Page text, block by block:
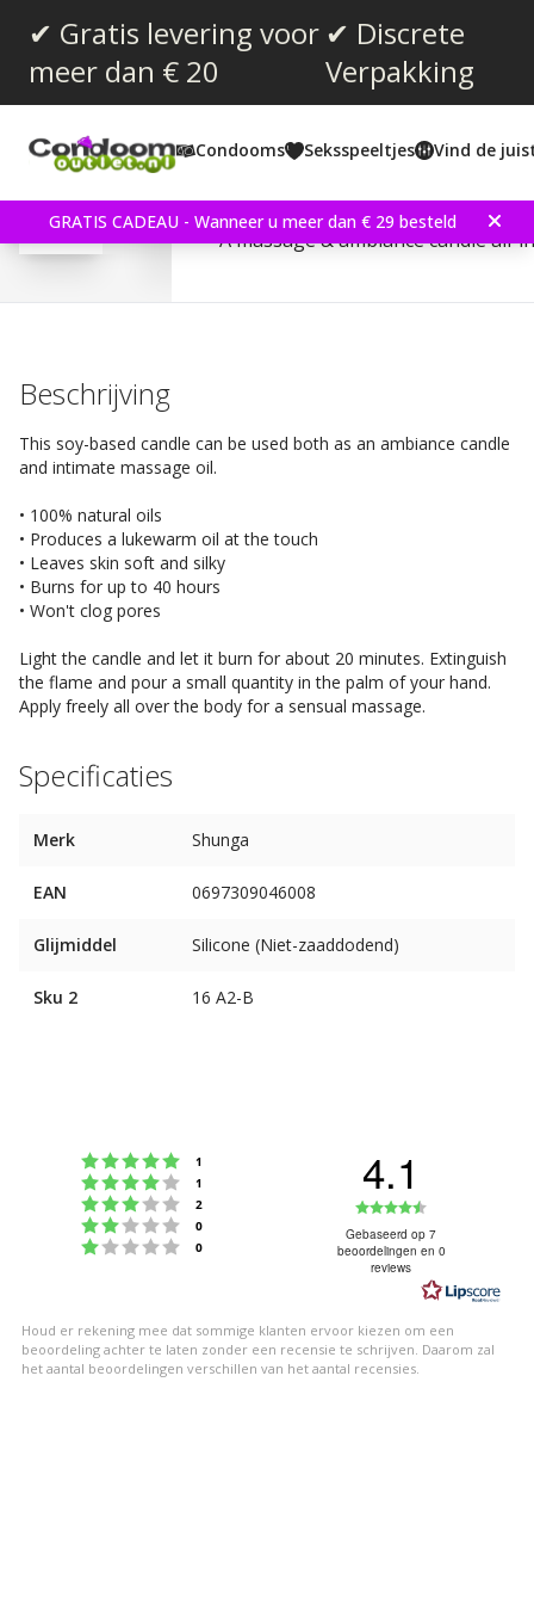
✔ Gratis levering voor
meer dan € 20
✔ Discrete
Verpakking
Condooms Seksspeeltjes Vind de
GRATIS CADEAU - Wanneer u meer dan € 29 besteld
Gemiddelde beoordeling:
4.1 aantal stemmen:
Shunga Massage
A massage & ambiance candle all-
Beschrijving
This soy-based candle can be used both as an ambiance candle
and intimate massage oil.
• 100% natural oils
• Produces a lukewarm oil at the touch
• Leaves skin soft and silky
• Burns for up to 40 hours
• Won't clog pores
Light the candle and let it burn for about 20 minutes. Extinguish
the flame and pour a small quantity in the palm of your hand.
Apply freely all over the body for a sensual massage.
Specificaties
Merk Shunga
EAN 0697309046008
Glijmiddel Silicone (Niet-zaaddodend)
Sku 2 16 A2-B
Beoordeling: 5 uit 5 sterren
1
Beoordeling: 4 uit 5 sterren
1
Beoordeling: 3 uit 5 sterren
2
Beoordeling: 2 uit 5 sterren
0
Beoordeling: 1 uit 5 sterren
0
4.1
4.1
uit
5
Gebaseerd op 7
beoordelingen en 0
reviews
Houd er rekening mee dat sommige klanten ervoor kiezen om een
beoordeling achter te laten zonder een recensie te schrijven. Daarom zal
het aantal beoordelingen verschillen van het aantal recensies.